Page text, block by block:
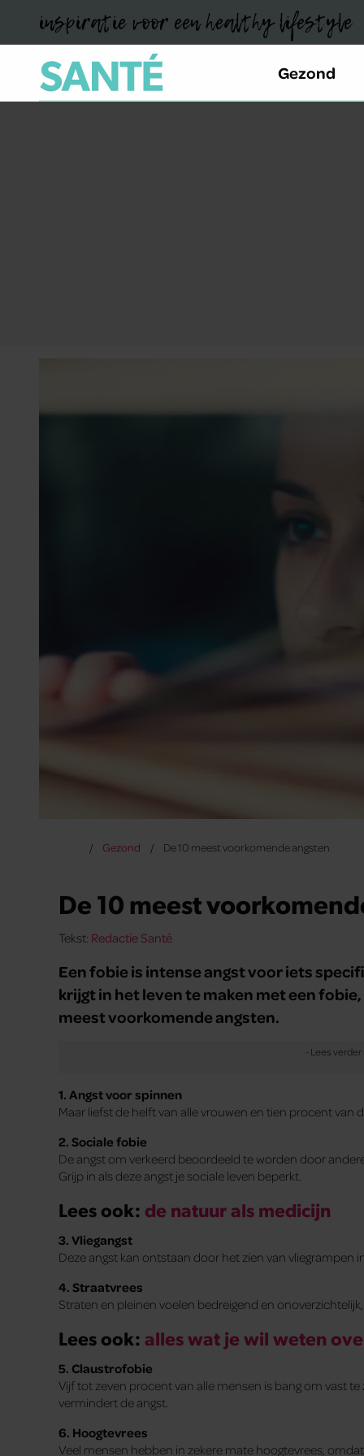
inspiratie voor een healthy lifestyle
Gezond
Gezond De 10 meest voorkomende angsten
De 10 meest
Tekst: Redactie Santé
Een fobie is intense angst voor iets
krijgt in het leven te maken met een
meest voorkomende angsten.
1. Angst voor spinnen
Maar liefst de helft van alle vrouwen en tien procent van
2. Sociale fobie
De angst om verkeerd beoordeeld te worden door
Grijp in als deze angst je sociale leven beperkt.
Lees ook: de natuur als medicijn
3. Vliegangst
Deze angst kan ontstaan door het zien van vliegrampen
4. Straatvrees
Straten en pleinen voelen bedreigend en
Lees ook:alles wat je wil weten
5. Claustrofobie
Vijf tot zeven procent van alle mensen is bang om vast
vermindert de angst.
6. Hoogtevrees
Veel mensen hebben in zekere mate hoogtevrees,